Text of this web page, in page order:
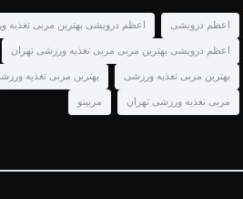
اعظم درویشی اعظم درویشی بهترین مربی تغذیه
اعظم درویشی بهترین مربی مربی تغذیه ورزشی تهران
بهترین مربی تغذیه ورزشی بهترین مربی تغذیه
مربی تغذیه ورزشی تهران مربینو